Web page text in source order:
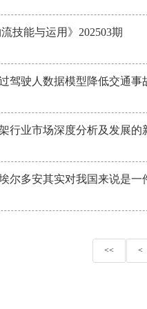
技能与运用》202503期
驾驶人数据模型降低交通事
行业市场深度分析及发展的
尔多安其实对我国来说是一
<< <